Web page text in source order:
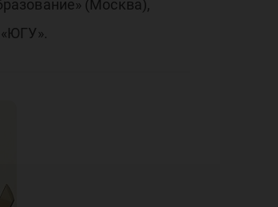
(Москва),